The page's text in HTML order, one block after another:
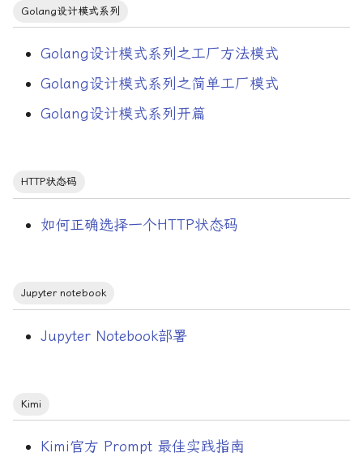
东西流量
人生
代码模式
入门指南
函数调用栈
Golang设计模式系列
Golang设计模式系列之工厂方法模式
Golang设计模式系列之简单工厂模式
Golang设计模式系列开篇
HTTP状态码
如何正确选择一个HTTP状态码
Jupyter notebook
Jupyter Notebook部署
Kimi
Kimi官方 Prompt 最佳实践指南